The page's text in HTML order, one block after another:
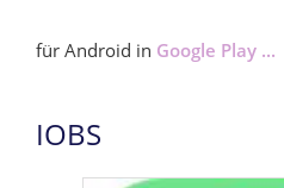
für Android in Google Play ...
IOBS